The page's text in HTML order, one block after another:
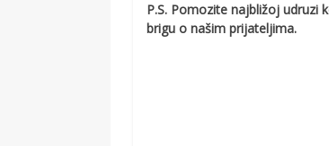
P.S. Pomozite najbližoj udruzi
brigu o našim prijateljima.